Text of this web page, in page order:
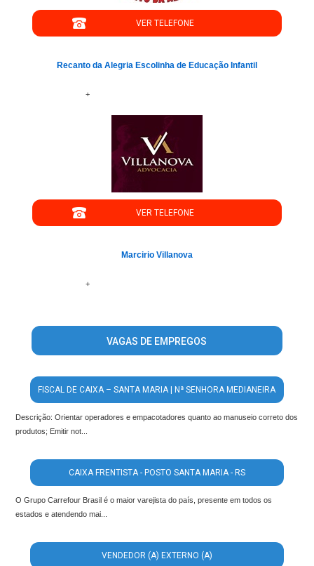
VER TELEFONE
Recanto da Alegria Escolinha de Educação Infantil
+
VER TELEFONE
Marcirio Villanova
+
VAGAS DE EMPREGOS
FISCAL DE CAIXA – SANTA MARIA | Nª SENHORA MEDIANEIRA
Descrição: Orientar operadores e empacotadores quanto ao manuseio correto dos
produtos; Emitir not...
CAIXA FRENTISTA - POSTO SANTA MARIA - RS
O Grupo Carrefour Brasil é o maior varejista do país, presente em todos os
estados e atendendo mai...
VENDEDOR (A) EXTERNO (A)